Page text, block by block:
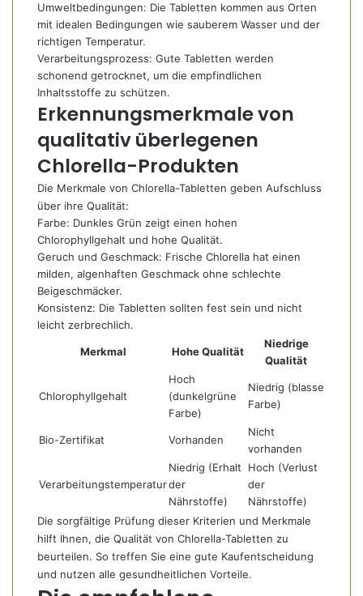
Umweltbedingungen: Die Tabletten kommen aus Orten
mit idealen Bedingungen wie sauberem Wasser und der
richtigen Temperatur.
Verarbeitungsprozess: Gute Tabletten werden
schonend getrocknet, um die empfindlichen
Inhaltsstoffe zu schützen.
Erkennungsmerkmale von
qualitativ überlegenen
Chlorella-Produkten
Die Merkmale von Chlorella-Tabletten geben Aufschluss
über ihre Qualität:
Farbe: Dunkles Grün zeigt einen hohen
Chlorophyllgehalt und hohe Qualität.
Geruch und Geschmack: Frische Chlorella hat einen
milden, algenhaften Geschmack ohne schlechte
Beigeschmäcker.
Konsistenz: Die Tabletten sollten fest sein und nicht
leicht zerbrechlich.
Merkmal Hohe Qualität
Niedrige
Qualität
Chlorophyllgehalt
Hoch
(dunkelgrüne
Farbe)
Niedrig (blasse
Farbe)
Bio-Zertifikat Vorhanden
Nicht
vorhanden
Verarbeitungstemperatur
Niedrig (Erhalt
der
Nährstoffe)
Hoch (Verlust
der
Nährstoffe)
Die sorgfältige Prüfung dieser Kriterien und Merkmale
hilft Ihnen, die Qualität von Chlorella-Tabletten zu
beurteilen. So treffen Sie eine gute Kaufentscheidung
und nutzen alle gesundheitlichen Vorteile.